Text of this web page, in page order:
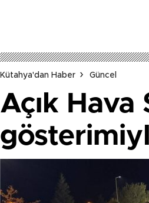
Kütahya'dan Haber Güncel
Açık Hava